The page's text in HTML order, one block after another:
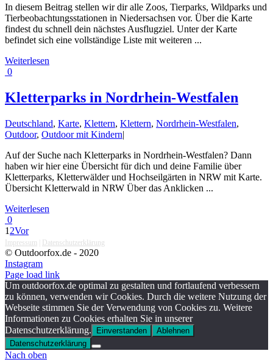
In diesem Beitrag stellen wir dir alle Zoos, Tierparks, Wildparks und
Tierbeobachtungsstationen in Niedersachsen vor. Über die Karte
findest du schnell dein nächstes Ausflugziel. Unter der Karte
befindet sich eine vollständige Liste mit weiteren ...
Weiterlesen
0
Kletterparks in Nordrhein-Westfalen
Deutschland, Karte, Klettern, Klettern, Nordrhein-Westfalen,
Outdoor, Outdoor mit Kindern|
Auf der Suche nach Kletterparks in Nordrhein-Westfalen? Dann
haben wir hier eine Übersicht für dich und deine Familie über
Kletterparks, Kletterwälder und Hochseilgärten in NRW mit Karte.
Übersicht Kletterwald in NRW Über das Anklicken ...
Weiterlesen
0
1 2Vor
Impressum Datenschutzerklärung
© Outdoorfox.de - 2020
Instagram
Page load link
Um outdoorfox.de optimal zu gestalten und fortlaufend verbessern
zu können, verwenden wir Cookies. Durch die weitere Nutzung der
Webseite stimmen Sie der Verwendung von Cookies zu. Weitere
Informationen zu Cookies erhalten Sie in unserer
Datenschutzerklärung.
Einverstanden
Ablehnen
Datenschutzerklärung
Nach oben